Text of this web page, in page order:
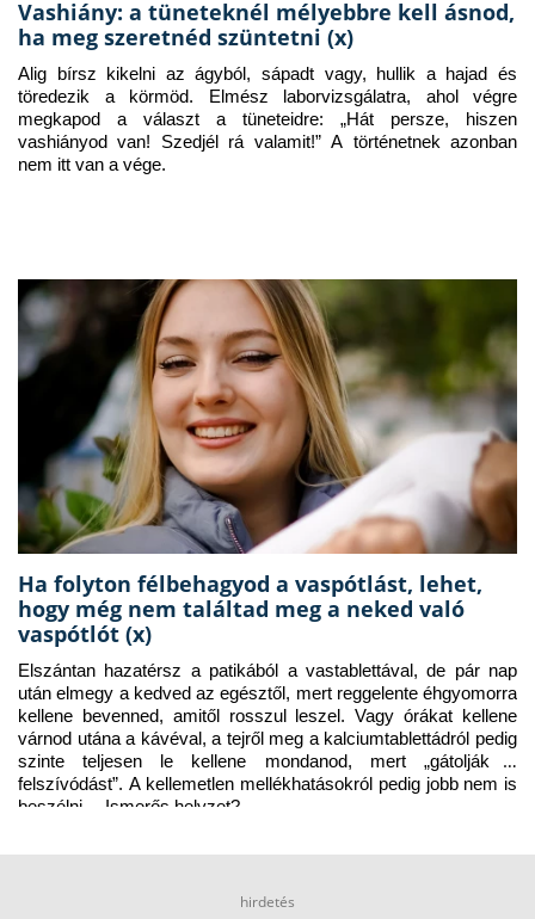
Vashiány: a tüneteknél mélyebbre kell ásnod,
ha meg szeretnéd szüntetni (x)
Alig bírsz kikelni az ágyból, sápadt vagy, hullik a hajad és
töredezik a körmöd. Elmész laborvizsgálatra, ahol végre
megkapod a választ a tüneteidre: „Hát persze, hiszen
vashiányod van! Szedjél rá valamit!” A történetnek azonban
nem itt van a vége.
Ha folyton félbehagyod a vaspótlást, lehet,
hogy még nem találtad meg a neked való
vaspótlót (x)
Elszántan hazatérsz a patikából a vastablettával, de pár nap
után elmegy a kedved az egésztől, mert reggelente éhgyomorra
kellene bevenned, amitől rosszul leszel. Vagy órákat kellene
várnod utána a kávéval, a tejről meg a kalciumtablettádról pedig
szinte teljesen le kellene mondanod, mert „gátolják a
felszívódást”. A kellemetlen mellékhatásokról pedig jobb nem is
beszélni… Ismerős helyzet?
hirdetés